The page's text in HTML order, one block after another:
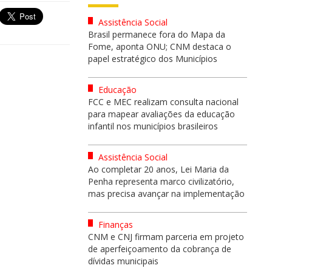
Assistência Social
Brasil permanece fora do Mapa da
Fome, aponta ONU; CNM destaca o
papel estratégico dos Municípios
Educação
FCC e MEC realizam consulta nacional
para mapear avaliações da educação
infantil nos municípios brasileiros
Assistência Social
Ao completar 20 anos, Lei Maria da
Penha representa marco civilizatório,
mas precisa avançar na implementação
Finanças
CNM e CNJ firmam parceria em projeto
de aperfeiçoamento da cobrança de
dívidas municipais